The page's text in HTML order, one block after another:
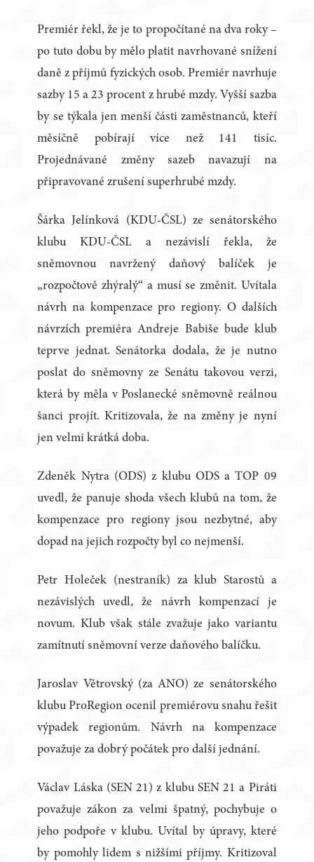
Premiér řekl, že je to propočítané na dva roky –
po tuto dobu by mělo platit navrhované snížení
daně z příjmů fyzických osob. Premiér navrhuje
sazby 15 a 23 procent z hrubé mzdy. Vyšší sazba
by se týkala jen menší části zaměstnanců, kteří
měsíčně pobírají více než 141 tisíc.
Projednávané změny sazeb navazují na
připravované zrušení superhrubé mzdy.
Šárka Jelínková (KDU-ČSL) ze senátorského
klubu KDU-ČSL a nezávislí řekla, že
sněmovnou navržený daňový balíček je
„rozpočtově zhýralý“ a musí se změnit. Uvítala
návrh na kompenzace pro regiony. O dalších
návrzích premiéra Andreje Babiše bude klub
teprve jednat. Senátorka dodala, že je nutno
poslat do sněmovny ze Senátu takovou verzi,
která by měla v Poslanecké sněmovně reálnou
šanci projít. Kritizovala, že na změny je nyní
jen velmi krátká doba.
Zdeněk Nytra (ODS) z klubu ODS a TOP 09
uvedl, že panuje shoda všech klubů na tom, že
kompenzace pro regiony jsou nezbytné, aby
dopad na jejich rozpočty byl co nejmenší.
Petr Holeček (nestraník) za klub Starostů a
nezávislých uvedl, že návrh kompenzací je
novum. Klub však stále zvažuje jako variantu
zamítnutí sněmovní verze daňového balíčku.
Jaroslav Větrovský (za ANO) ze senátorského
klubu ProRegion ocenil premiérovu snahu řešit
výpadek regionům. Návrh na kompenzace
považuje za dobrý počátek pro další jednání.
Václav Láska (SEN 21) z klubu SEN 21 a Piráti
považuje zákon za velmi špatný, pochybuje o
jeho podpoře v klubu. Uvítal by úpravy, které
by pomohly lidem s nižšími příjmy. Kritizoval